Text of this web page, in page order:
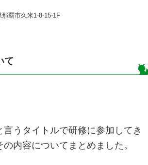
覇市久米1‑8‑15‑1F
て
うタイトルで研修に参加してき
内容についてまとめました。